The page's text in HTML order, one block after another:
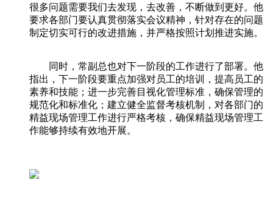
很多问题需要我们去发现，去改善，不断做到更好。他
要求各部门要认真贯彻落实会议精神，针对存在的问题
制定切实可行的改进措施，并严格按照计划推进实施。
同时，常副总也对下一阶段的工作进行了部署。他
指出，下一阶段要重点加强对员工的培训，提高员工的
素养和技能；进一步完善目视化管理标准，确保管理的
规范化和标准化；建立健全监督考核机制，对各部门的
精益现场管理工作进行严格考核，确保精益现场管理工
作能够持续有效地开展。